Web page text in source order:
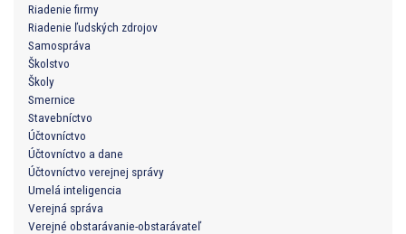
Riadenie firmy
Riadenie ľudských zdrojov
Samospráva
Školstvo
Školy
Smernice
Stavebníctvo
Účtovníctvo
Účtovníctvo a dane
Účtovníctvo verejnej správy
Umelá inteligencia
Verejná správa
Verejné obstarávanie-obstarávateľ